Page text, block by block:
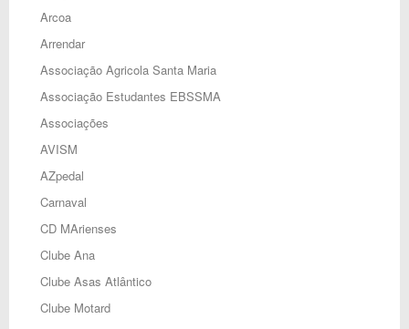
Arcoa
Arrendar
Associação Agricola Santa Maria
Associação Estudantes EBSSMA
Associações
AVISM
AZpedal
Carnaval
CD MArienses
Clube Ana
Clube Asas Atlântico
Clube Motard